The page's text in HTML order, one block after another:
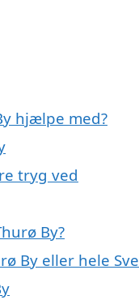
hjælpe med?
tryg ved
By?
By eller hele